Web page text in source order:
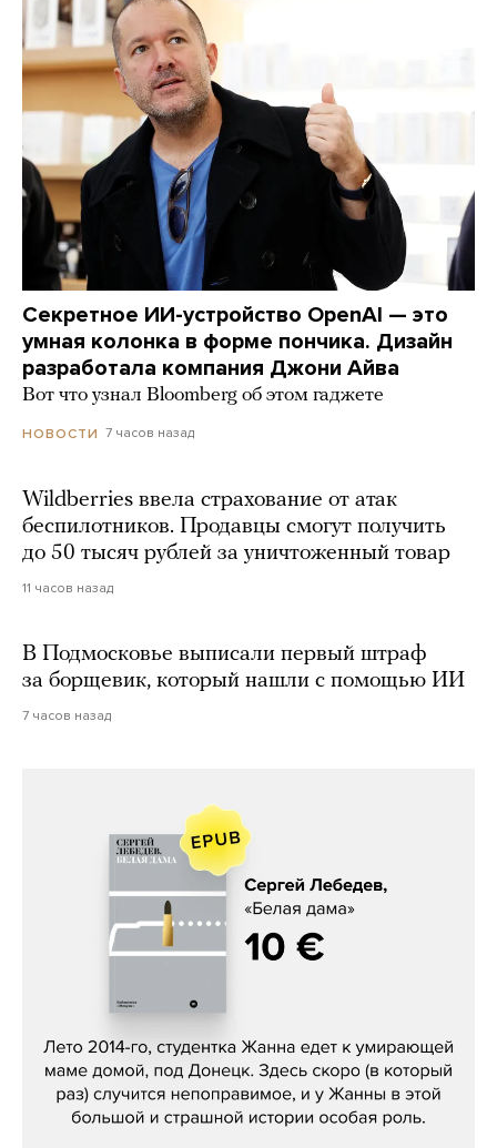
Секретное ИИ-устройство OpenAI — это
умная колонка в форме пончика. Дизайн
разработала компания Джони Айва
Вот что узнал Bloomberg об этом гаджете
НОВОСТИ 7 часов назад
Wildberries ввела страхование от атак
беспилотников. Продавцы смогут получить
до 50 тысяч рублей за уничтоженный товар
11 часов назад
В Подмосковье выписали первый штраф
за борщевик, который нашли с помощью ИИ
7 часов назад
Сергей Лебедев, «Белая дама»